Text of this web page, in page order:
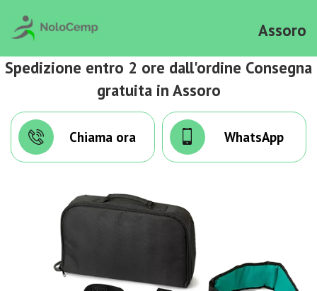
Assoro
Spedizione entro 2 ore dall'ordine Consegna
gratuita in Assoro
Chiama ora WhatsApp